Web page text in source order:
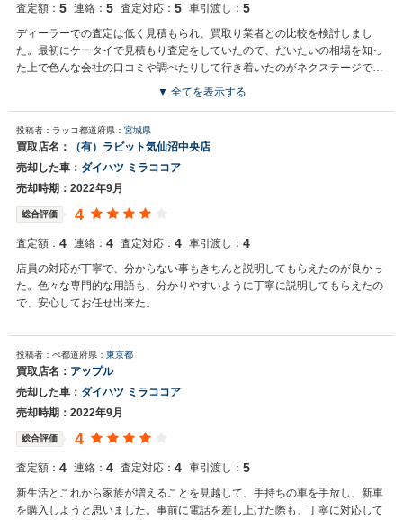
査定額： 5 連絡： 5 査定対応： 5 車引渡し： 5
ディーラーでの査定は低く見積もられ、買取り業者との比較を検討しまし
た。最初にケータイで見積もり査定をしていたので、だいたいの相場を知っ
た上で色んな会社の口コミや調べたりして行き着いたのがネクステージでし
▼ 全てを表示する
投稿者：ラッコ都道府県： 宮城県
買取店名：
（有）ラビット気仙沼中央店
売却した車： ダイハツ ミラココア
売却時期：2022年9月
総合評価 4
査定額： 4 連絡： 4 査定対応： 4 車引渡し： 4
店員の対応が丁寧で、分からない事もきちんと説明してもらえたのが良かっ
た。色々な専門的な用語も、分かりやすいように丁寧に説明してもらえたの
で、安心してお任せ出来た。
投稿者：ぺ都道府県： 東京都
買取店名： アップル
売却した車： ダイハツ ミラココア
売却時期：2022年9月
総合評価 4
査定額： 4 連絡： 4 査定対応： 4 車引渡し： 5
新生活とこれから家族が増えることを見越して、手持ちの車を手放し、新車
を購入しようと思いました。事前に電話を差し上げた際も、丁寧に対応して